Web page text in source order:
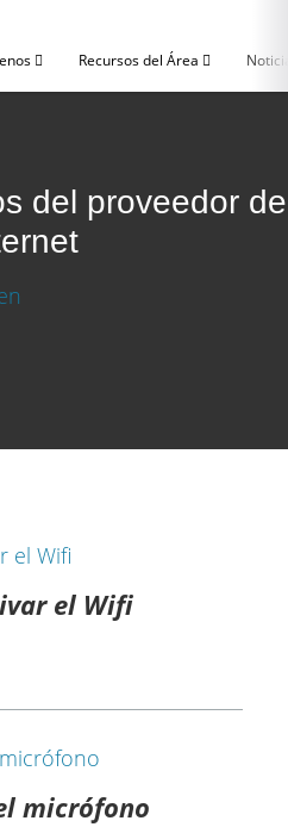
Recursos del Área
del proveedor de
el Wifi
micrófono